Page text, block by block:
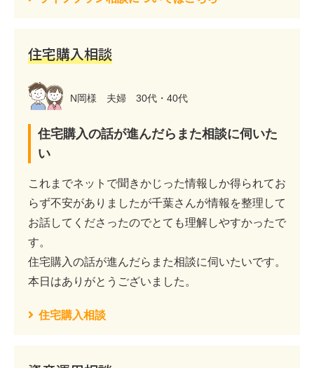
住宅購入相談
N岡様 夫婦 30代・40代
住宅購入の話が進んだらまた相談に伺いた
い
これまでネットで聞きかじった情報しか得られてお
らず不安がありましたが千葉さんが情報を整理して
お話してくださったのでとても理解しやすかったで
す。
住宅購入の話が進んだらまた相談に伺いたいです。
本日はありがとうございました。
住宅購入相談